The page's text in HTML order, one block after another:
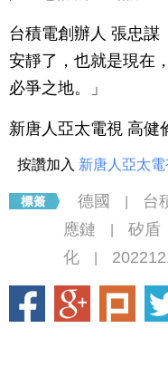
台積電創辦人 張忠謀
安靜了，也就是現在
必爭之地。」
新唐人亞太電視 高健
按讚加入 新唐人亞太
德國 台
應鏈
矽盾
化